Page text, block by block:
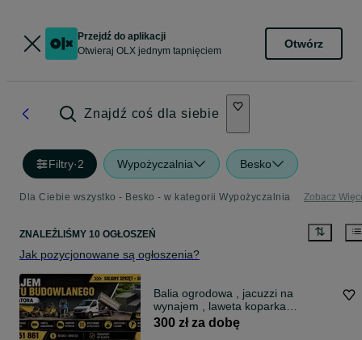
Przejdź do aplikacji
Otwieraj OLX jednym tapnięciem
Otwórz
Znajdź coś dla siebie
Filtry·2 Wypożyczalnia Besko
Dla Ciebie wszystko - Besko - w kategorii Wypożyczalnia Zobacz
ZNALEŹLIŚMY 10 OGŁOSZEŃ
Jak pozycjonowane są ogłoszenia?
Balia ogrodowa , jacuzzi na
wynajem , laweta koparka
minikoparka wozidlo mulczer sprzet
budowlany wypozyczalnia
300 zł za dobę